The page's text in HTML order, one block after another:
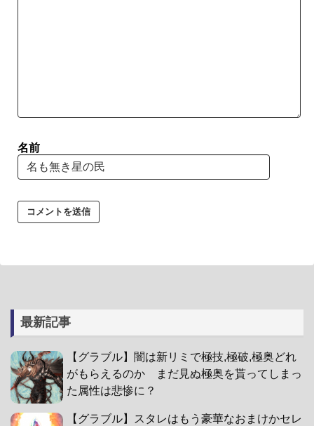
名前
最新記事
【グラブル】闇は新リミで極技,極破,極奥どれ
がもらえるのか まだ見ぬ極奥を貰ってしまっ
た属性は悲惨に？
【グラブル】スタレはもう豪華なおまけかセレ